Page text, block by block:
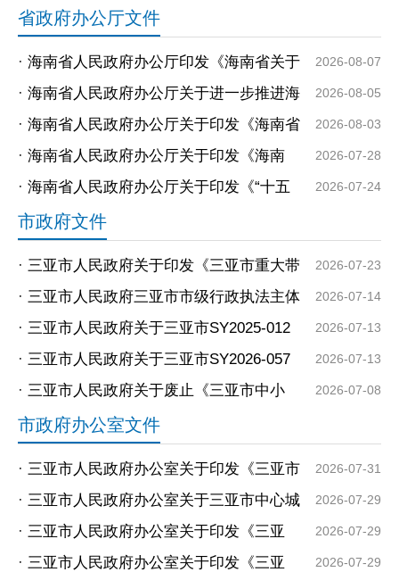
族自治县新星农场七仙岭水库饮用水水源
省政府办公厅文件
· 海南省人民政府办公厅印发《海南省关于
进一步深化投融资改革的若干举措》的通
知
2026-08-07
· 海南省人民政府办公厅关于进一步推进海
南省森林“四库”建设的实施意见
2026-08-05
· 海南省人民政府办公厅关于印发《海南省
推进服务业扩能提质增效的实施意见》的
通知
2026-08-03
· 海南省人民政府办公厅关于印发《海南
省“十五五”自然资源保护和利用规划》的通
知
2026-07-28
· 海南省人民政府办公厅关于印发《“十五
五”海南开放型经济发展规划》的通知
2026-07-24
市政府文件
· 三亚市人民政府关于印发《三亚市重大带
动作用产业项目认定办法》的通知
2026-07-23
· 三亚市人民政府三亚市市级行政执法主体
资格确认公告（第一批）
2026-07-14
· 三亚市人民政府关于三亚市SY2025-012
号用地集体土地征收的公告
2026-07-13
· 三亚市人民政府关于三亚市SY2026-057
号用地集体土地征收的公告
2026-07-13
· 三亚市人民政府关于废止《三亚市中小
学、幼儿园用地保护办法》的决定
2026-07-08
市政府办公室文件
· 三亚市人民政府办公室关于印发《三亚市
自然灾害救助应急预案》的通知
2026-07-31
· 三亚市人民政府办公室关于三亚市中心城
区停车场建设项目土地调查有关事项的通
知
2026-07-29
· 三亚市人民政府办公室关于印发《三亚
市“十五五”消防救援事业发展规划》的通知
2026-07-29
· 三亚市人民政府办公室关于印发《三亚
2026-07-29